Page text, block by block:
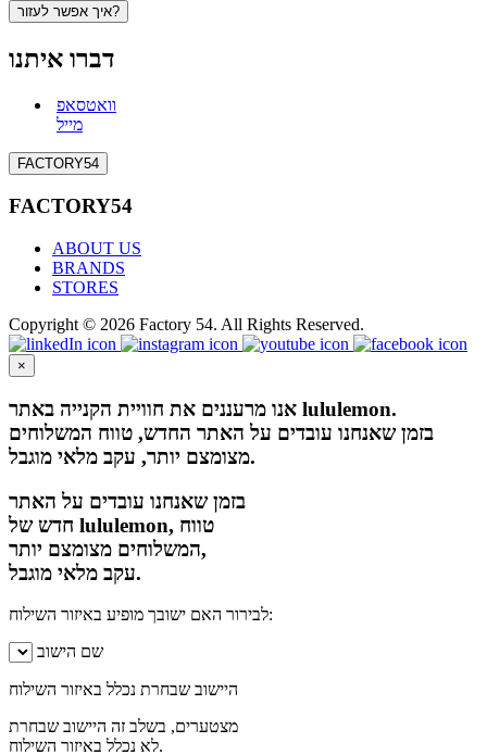
איך אפשר לעזור?
דברו איתנו
וואטסאפ
מייל
FACTORY54
FACTORY54
ABOUT US
BRANDS
STORES
Copyright © 2026 Factory 54. All Rights Reserved.
×
אנו מרעננים את חוויית הקנייה באתר lululemon.
בזמן שאנחנו עובדים על האתר החדש, טווח המשלוחים
מצומצם יותר, עקב מלאי מוגבל.
בזמן שאנחנו עובדים על האתר
חדש של lululemon, טווח
המשלוחים מצומצם יותר,
עקב מלאי מוגבל.
לבירור האם ישובך מופיע באיזור השילוח:
שם הישוב
היישוב שבחרת נכלל באיזור השילוח
מצטערים, בשלב זה היישוב שבחרת
לא נכלל באיזור השילוח.